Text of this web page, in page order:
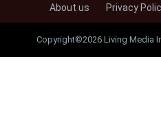
About us Privacy
Copyright©2026 Living Media